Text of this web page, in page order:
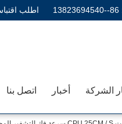
86--13823694540 اطلب
اتصل بنا أخبار الشركة